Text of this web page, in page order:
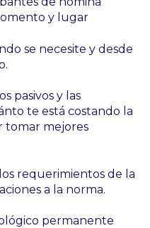
y lugar
se necesite y desde
pasivos y las
te está costando la
tomar mejores
requerimientos de la
a la norma.
permanente